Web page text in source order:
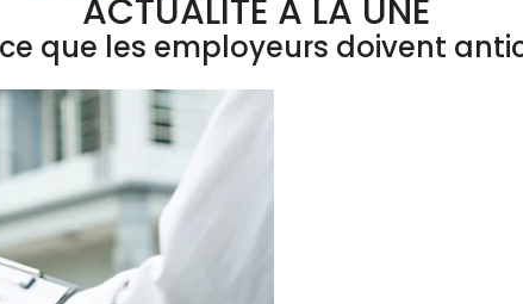
ACTUALITÉ À LA UNE
que les employeurs doivent